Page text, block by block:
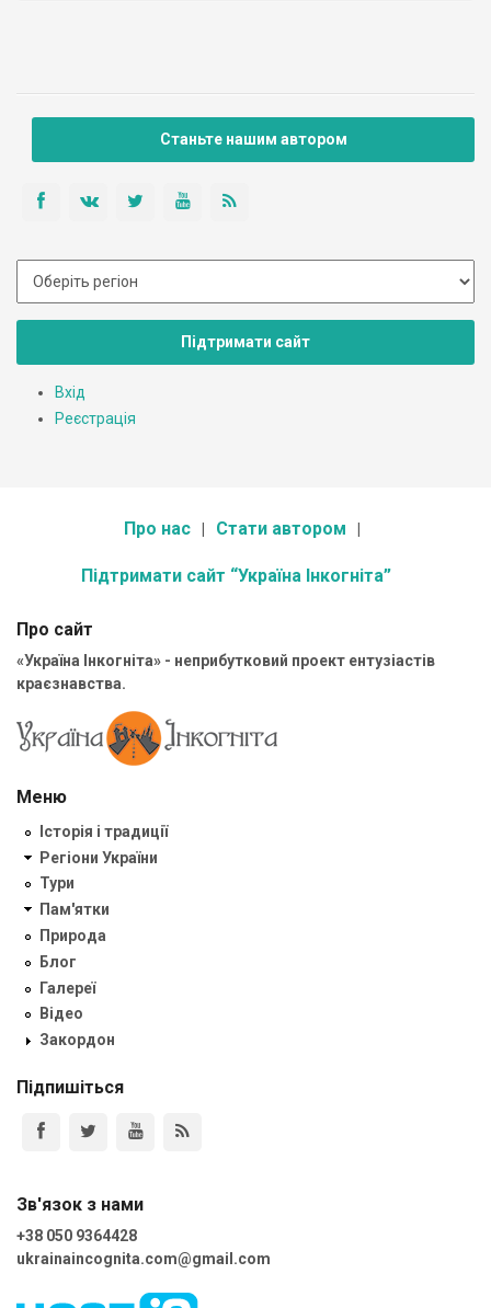
окупованого Криму, тому аудіогід звучить і голосами Криму.
Свої голоси аудіогіду зокрема подарували: режисер,
директор Кримського дому Ахтем […]
Станьте нашим автором
Підтримати сайт
Вхід
Реєстрація
Про нас Стати автором
Підтримати сайт “Україна Інкогніта”
Про сайт
«Україна Інкогніта» - неприбутковий проект ентузіастів
краєзнавства.
Меню
Історія і традиції
Регіони України
Тури
Пам'ятки
Природа
Блог
Галереї
Відео
Закордон
Підпишіться
Зв'язок з нами
+38 050 9364428
ukrainaincognita.com@gmail.com